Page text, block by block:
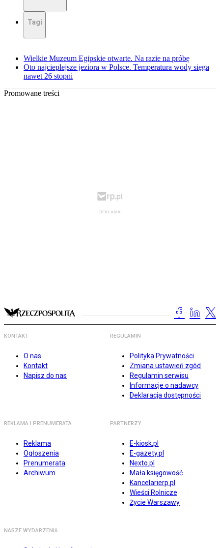
Tagi
Wielkie Muzeum Egipskie otwarte. Na razie na próbę
Oto najcieplejsze jeziora w Polsce. Temperatura wody sięga
nawet 26 stopni
Promowane treści
KONTAKT
O nas
Kontakt
Napisz do nas
REGULAMIN
Polityka Prywatności
Zmiana ustawień zgód
Regulamin serwisu
Informacje o nadawcy
Deklaracja dostępności
REKLAMA I PRENUMERATA
Reklama
Ogłoszenia
Prenumerata
Archiwum
PARTNERZY
E-kiosk.pl
E-gazety.pl
Nexto.pl
Mała księgowość
Kancelarierp.pl
Wieści Rolnicze
Życie Warszawy
NASZE WYDARZENIA